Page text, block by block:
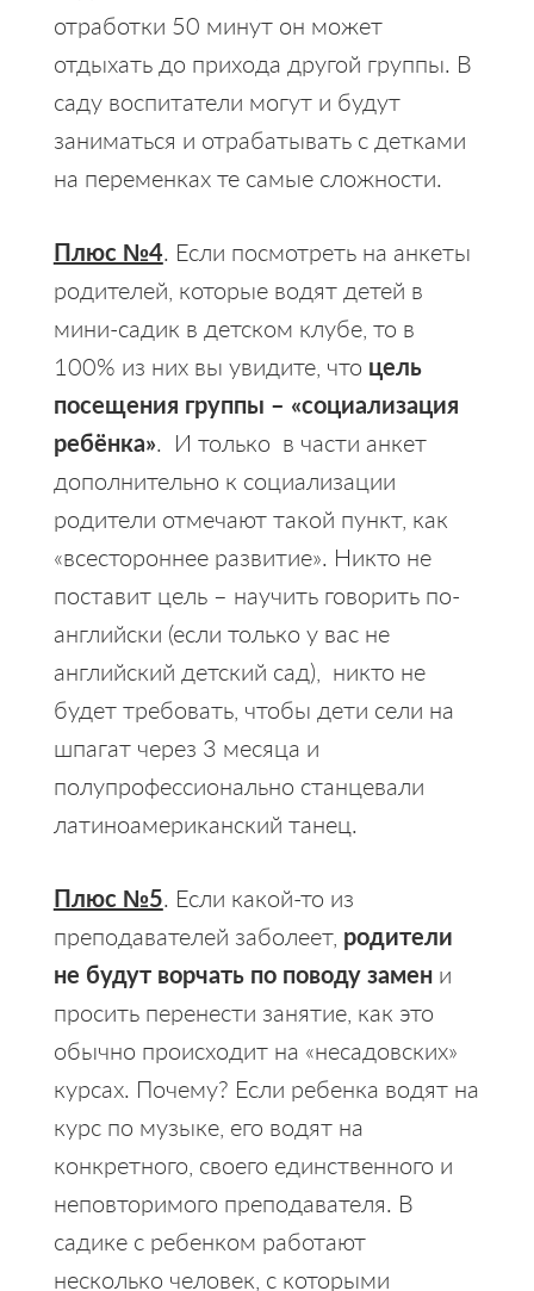
отработки 50 минут он может
отдыхать до прихода другой группы. В
саду воспитатели могут и будут
заниматься и отрабатывать с детками
на переменках те самые сложности.
Плюс №4. Если посмотреть на анкеты
родителей, которые водят детей в
мини-садик в детском клубе, то в
100% из них вы увидите, что цель
посещения группы – «социализация
ребёнка». И только в части анкет
дополнительно к социализации
родители отмечают такой пункт, как
«всестороннее развитие». Никто не
поставит цель – научить говорить по-
английски (если только у вас не
английский детский сад), никто не
будет требовать, чтобы дети сели на
шпагат через 3 месяца и
полупрофессионально станцевали
латиноамериканский танец.
Плюс №5. Если какой-то из
преподавателей заболеет, родители
не будут ворчать по поводу замени
просить перенести занятие, как это
обычно происходит на «несадовских»
курсах. Почему? Если ребенка водят на
курс по музыке, его водят на
конкретного, своего единственного и
неповторимого преподавателя. В
садике с ребенком работают
несколько человек, с которыми